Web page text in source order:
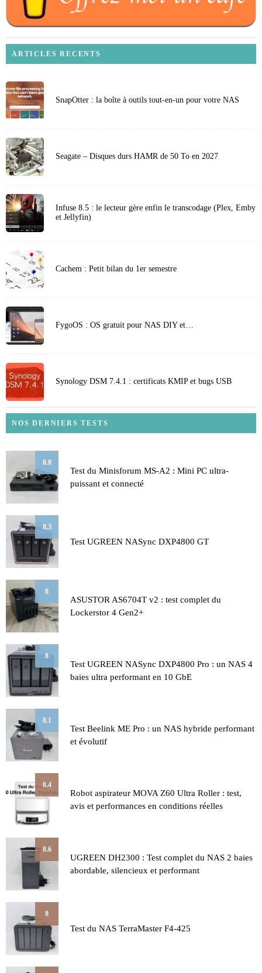
ARTICLES RECENTS
SnapOtter : la boîte à outils tout-en-un pour votre NAS
Seagate – Disques durs HAMR de 50 To en 2027
Infuse 8.5 : le lecteur gère enfin le transcodage (Plex, Emby
et Jellyfin)
Cachem : Petit bilan du 1er semestre
FygoOS : OS gratuit pour NAS DIY et…
Synology DSM 7.4.1 : certificats KMIP et bugs USB
NOS DERNIERS TESTS
8.8
Test du Minisforum MS-A2 : Mini PC ultra-
puissant et connecté
8.3
Test UGREEN NASync DXP4800 GT
8
ASUSTOR AS6704T v2 : test complet du
Lockerstor 4 Gen2+
8
Test UGREEN NASync DXP4800 Pro : un NAS 4
baies ultra performant en 10 GbE
8.1
Test Beelink ME Pro : un NAS hybride performant
et évolutif
8.4
Robot aspirateur MOVA Z60 Ultra Roller : test,
avis et performances en conditions réelles
8.6
UGREEN DH2300 : Test complet du NAS 2 baies
abordable, silencieux et performant
8
Test du NAS TerraMaster F4-425